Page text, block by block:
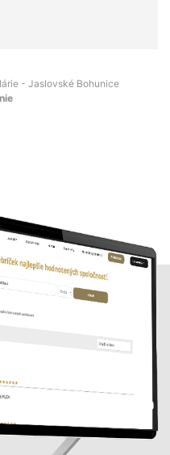
- Jaslovské Bohunice